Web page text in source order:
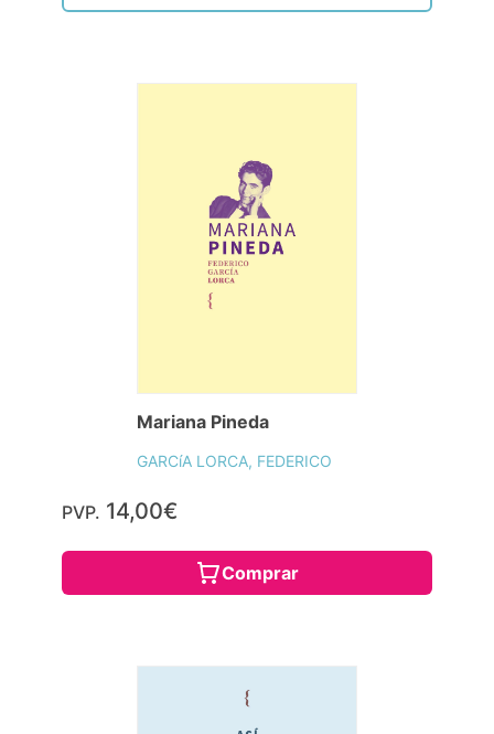
Mariana Pineda
GARCíA LORCA, FEDERICO
PVP. 14,00€
Comprar